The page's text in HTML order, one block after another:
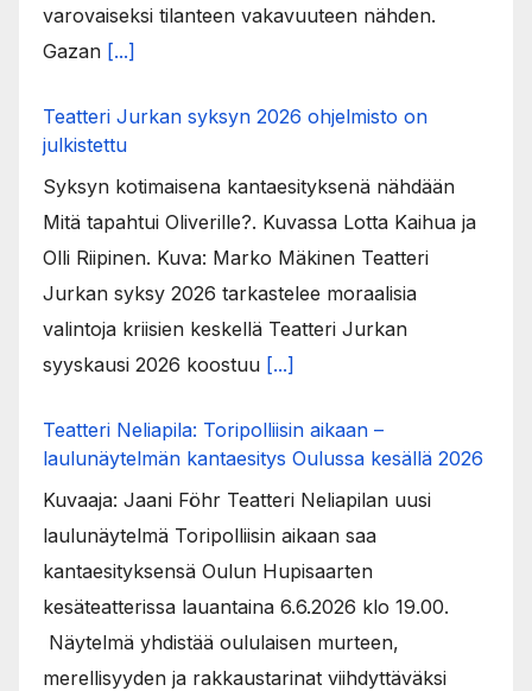
varovaiseksi tilanteen vakavuuteen nähden.
Gazan [...]
Teatteri Jurkan syksyn 2026 ohjelmisto on
julkistettu
Syksyn kotimaisena kantaesityksenä nähdään
Mitä tapahtui Oliverille?. Kuvassa Lotta Kaihua ja
Olli Riipinen. Kuva: Marko Mäkinen Teatteri
Jurkan syksy 2026 tarkastelee moraalisia
valintoja kriisien keskellä Teatteri Jurkan
syyskausi 2026 koostuu [...]
Teatteri Neliapila: Toripolliisin aikaan –
laulunäytelmän kantaesitys Oulussa kesällä 2026
Kuvaaja: Jaani Föhr Teatteri Neliapilan uusi
laulunäytelmä Toripolliisin aikaan saa
kantaesityksensä Oulun Hupisaarten
kesäteatterissa lauantaina 6.6.2026 klo 19.00.
Näytelmä yhdistää oululaisen murteen,
merellisyyden ja rakkaustarinat viihdyttäväksi